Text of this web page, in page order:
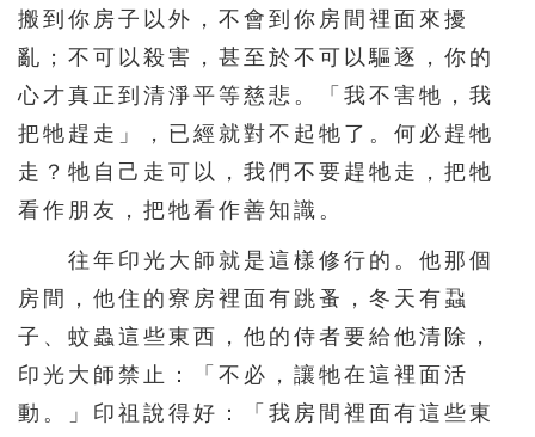
搬到你房子以外，不會到你房間裡面來擾
亂；不可以殺害，甚至於不可以驅逐，你的
心才真正到清淨平等慈悲。「我不害牠，我
把牠趕走」，已經就對不起牠了。何必趕牠
走？牠自己走可以，我們不要趕牠走，把牠
看作朋友，把牠看作善知識。
往年印光大師就是這樣修行的。他那個
房間，他住的寮房裡面有跳蚤，冬天有蝨
子、蚊蟲這些東西，他的侍者要給他清除，
印光大師禁止：「不必，讓牠在這裡面活
動。」印祖說得好：「我房間裡面有這些東